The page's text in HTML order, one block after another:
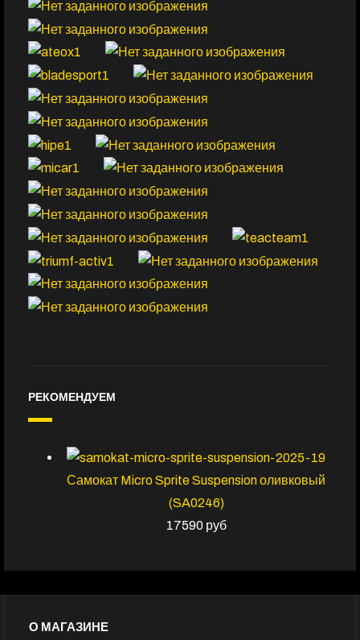
РЕКОМЕНДУЕМ
Самокат Micro Sprite Suspension оливковый
(SA0246)
17590 руб
О МАГАЗИНЕ